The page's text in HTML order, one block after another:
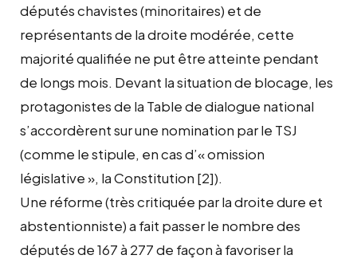
députés chavistes (minoritaires) et de
représentants de la droite modérée, cette
majorité qualifiée ne put être atteinte pendant
de longs mois. Devant la situation de blocage, les
protagonistes de la Table de dialogue national
s’accordèrent sur une nomination par le TSJ
(comme le stipule, en cas d’« omission
législative », la Constitution [2]).
Une réforme (très critiquée par la droite dure et
abstentionniste) a fait passer le nombre des
députés de 167 à 277 de façon à favoriser la